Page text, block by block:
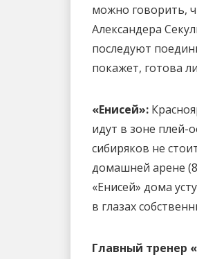
можно говорить,
Александера
последуют
покажет, готова
«Енисей»:
идут в зоне плей-
сибиряков не
домашней арене
«Енисей» дома
в глазах
Главный тренер